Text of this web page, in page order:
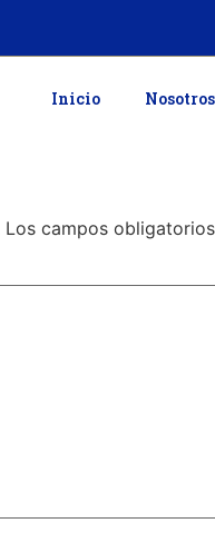
Inicio Nosotros
Los campos